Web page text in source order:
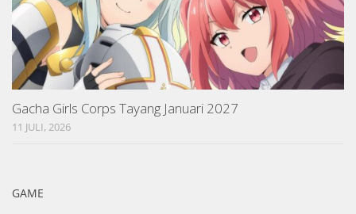
Gacha Girls Corps Tayang Januari 2027
11 JULI, 2026
GAME